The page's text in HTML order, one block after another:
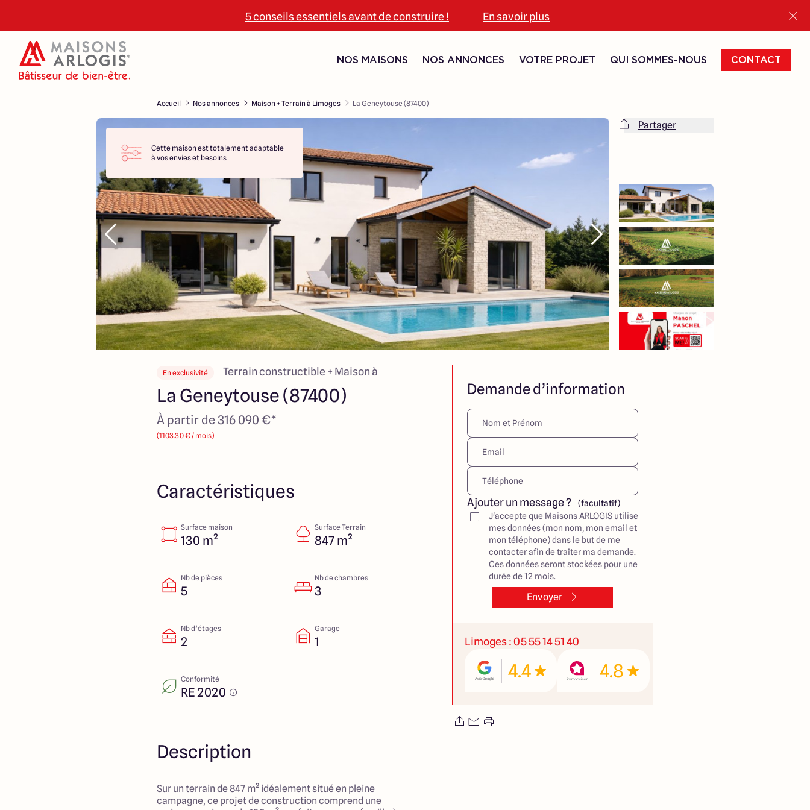
5 conseils essentiels avant de construire ! En savoir plus
NOS MAISONS NOS ANNONCES VOTRE PROJET QUI SOMMES-NOUS CONTACT
Accueil Nos annonces Maison + Terrain à Limoges La Geneytouse (87400)
Cette maison est totalement adaptable
à vos envies et besoins
Partager
En exclusivité Terrain constructible + Maison à
La Geneytouse (87400)
À partir de 316 090 €*
(1103.30 € / mois)
Caractéristiques
Surface maison
130 m²
Surface Terrain
847 m²
Nb de pièces
5
Nb de chambres
3
Nb d’étages
2
Garage
1
Conformité
RE 2020
Description
Sur un terrain de 847 m² idéalement situé en pleine
campagne, ce projet de construction comprend une
Demande d’information
Ajouter un message ?
(facultatif)
J'accepte que Maisons ARLOGIS utilise
mes données (mon nom, mon email et
mon téléphone) dans le but de me
contacter afin de traiter ma demande.
Ces données seront stockées pour une
durée de 12 mois.
Envoyer
Limoges : 05 55 14 51 40
4.4 4.8